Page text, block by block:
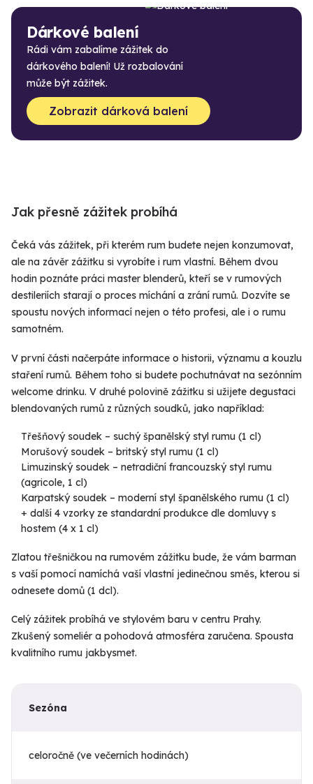
Dárkové balení
Rádi vám zabalíme zážitek do
dárkového balení! Už rozbalování
může být zážitek.
Zobrazit dárková balení
Jak přesně zážitek probíhá
Čeká vás zážitek, při kterém rum budete nejen konzumovat,
ale na závěr zážitku si vyrobíte i rum vlastní. Během dvou
hodin poznáte práci master blenderů, kteří se v rumových
destileriích starají o proces míchání a zrání rumů. Dozvíte se
spoustu nových informací nejen o této profesi, ale i o rumu
samotném.
V první části načerpáte informace o historii, významu a kouzlu
staření rumů. Během toho si budete pochutnávat na sezónním
welcome drinku. V druhé polovině zážitku si užijete degustaci
blendovaných rumů z různých soudků, jako například:
Třešňový soudek – suchý španělský styl rumu (1 cl)
Morušový soudek – britský styl rumu (1 cl)
Limuzinský soudek – netradiční francouzský styl rumu
(agricole, 1 cl)
Karpatský soudek – moderní styl španělského rumu (1 cl)
+ další 4 vzorky ze standardní produkce dle domluvy s
hostem (4 x 1 cl)
Zlatou třešničkou na rumovém zážitku bude, že vám barman
s vaší pomocí namíchá vaší vlastní jedinečnou směs, kterou si
odnesete domů (1 dcl).
Celý zážitek probíhá ve stylovém baru v centru Prahy.
Zkušený someliér a pohodová atmosféra zaručena. Spousta
kvalitního rumu jakbysmet.
Sezóna
celoročně (ve večerních hodinách)